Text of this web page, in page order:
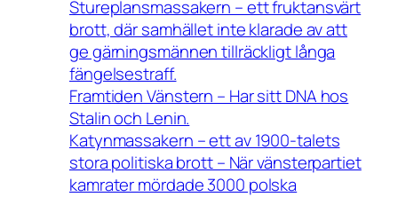
Stureplansmassakern – ett fruktansvärt
brott, där samhället inte klarade av att
ge gärningsmännen tillräckligt långa
fängelsestraff.
Framtiden Vänstern – Har sitt DNA hos
Stalin och Lenin.
Katynmassakern – ett av 1900-talets
stora politiska brott – När vänsterpartiet
kamrater mördade 3000 polska